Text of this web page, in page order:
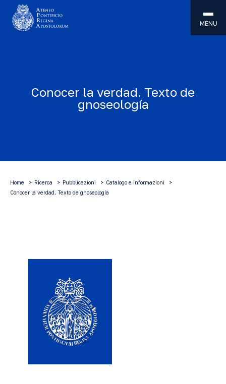
MENU
Conocer la verdad. Texto de
gnoseología
Home Ricerca Pubblicazioni
Catalogo e informazioni
Conocer la verdad. Texto de gnoseología